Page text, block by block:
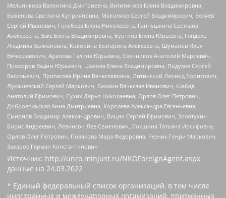
Мельникова Валентина Дмитриевна, Вититинова Елена Владимировна,
Баженова Светлана Куприяновна, Максимов Сергей Владимирович, Беляев
Сергей Иванович, Голубева Елена Николаевна, Ганнушкина Светлана
Алексеевна, Закс Елена Владимировна, Буртина Елена Юрьевна, Гендель
Людмила Залмановна, Кокорина Екатерина Алексеевна, Шуманов Илья
Вячеславович, Арапова Галина Юрьевна, Свечников Анатолий Мариевич,
Прохоров Вадим Юрьевич, Шахова Елена Владимировна, Подузов Сергей
Васильевич, Протасова Ирина Вячеславовна, Литинский Леонид Борисович,
Лукашевский Сергей Маркович, Бахмин Вячеслав Иванович, Шабад
Анатолий Ефимович, Сухих Дарья Николаевна, Орлов Олег Петрович,
Добровольская Анна Дмитриевна, Королева Александра Евгеньевна,
Смирнов Владимир Александрович, Вицин Сергей Ефимович, Золотухин
Борис Андреевич, Левинсон Лев Семенович, Локшина Татьяна Иосифовна,
Орлов Олег Петрович, Полякова Мара Федоровна, Резник Генри Маркович,
Захаров Герман Константинович
Источник: http://unro.minjust.ru/NKOForeignAgent.aspx
данные на 24.03.2022
* Единый федеральный список организаций, в том числе
иностранных и международных организаций, признанных